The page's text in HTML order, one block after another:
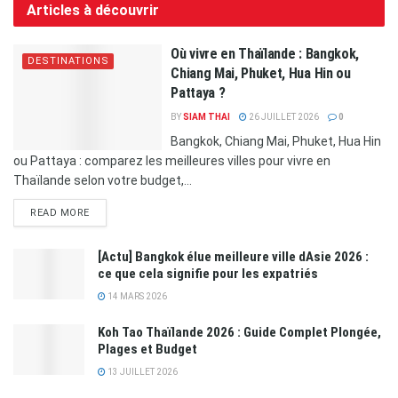
Articles à découvrir
DESTINATIONS
Où vivre en Thaïlande : Bangkok,
Chiang Mai, Phuket, Hua Hin ou
Pattaya ?
BYSIAM THAI 26 JUILLET 2026 0
Bangkok, Chiang Mai, Phuket, Hua Hin
ou Pattaya : comparez les meilleures villes pour vivre en
Thaïlande selon votre budget,...
READ MORE
[Actu] Bangkok élue meilleure ville dAsie 2026 :
ce que cela signifie pour les expatriés
14 MARS 2026
Koh Tao Thaïlande 2026 : Guide Complet Plongée,
Plages et Budget
13 JUILLET 2026